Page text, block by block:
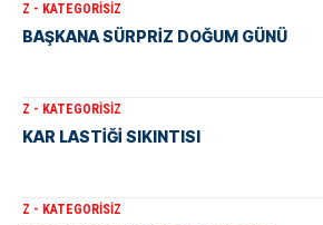
Z - KATEGORISIZ
BAŞKANA SÜRPRİZ DOĞUM GÜNÜ
Z - KATEGORISIZ
KAR LASTİĞİ SIKINTISI
Z - KATEGORISIZ